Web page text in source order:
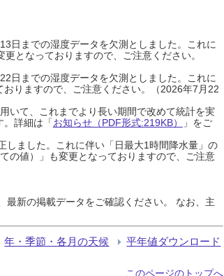
日までの湿度データを欠測としました。これに
となっておりますので、ご注意ください。
日までの湿度データを欠測としました。これに
りますので、ご注意ください。（2026年7月22
いて、これまでより長い期間で改めて統計を実
。詳細は「お知らせ（PDF形式:219KB）
」をご
しました。これに伴い「日最大1時間降水量」の
の値）」も変更となっておりますので、ご注意
新の掲載データをご確認ください。 なお、主
年・季節・各月の天候 平年値ダウンロード
このページのトップへ